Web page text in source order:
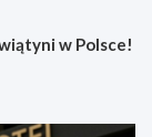
w Polsce!